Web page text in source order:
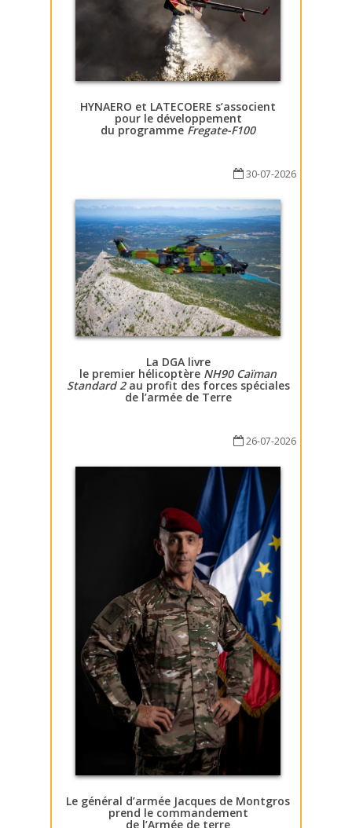
HYNAERO et LATECOERE s’associent
pour le développement
du programme Fregate-F100
30-07-2026
La DGA livre
le premier hélicoptère NH90 Caïman
Standard 2au profit des forces spéciales
de l’armée de Terre
26-07-2026
Le général d’armée Jacques de Montgros
prend le commandement
de l’Armée de terre